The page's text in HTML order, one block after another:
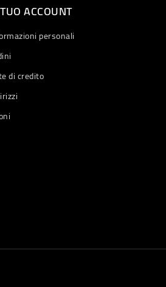
ACCOUNT
personali
di credito